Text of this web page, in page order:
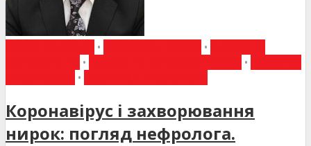
• •
• •
•
Коронавірус і захворювання
нирок: погляд нефролога.